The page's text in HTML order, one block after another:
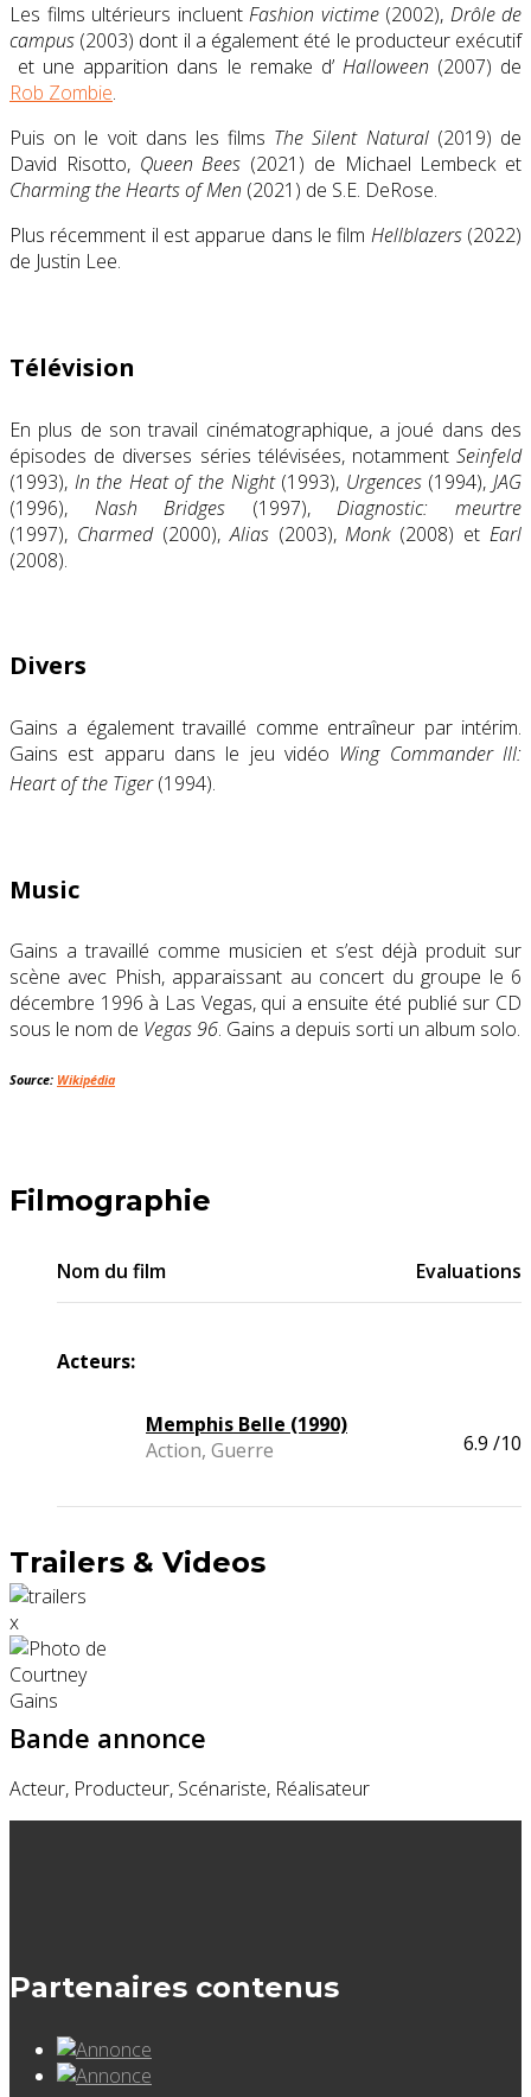
Les films ultérieurs incluent Fashion victime(2002), Drôle de
campus (2003) dont il a également été le producteur exécutif
et une apparition dans le remake d’ Halloween (2007) de
Rob Zombie.
Puis on le voit dans les films The Silent Natural(2019) de
David Risotto, Queen Bees (2021) de Michael Lembeck et
Charming the Hearts of Men (2021) de S.E. DeRose.
Plus récemment il est apparue dans le film Hellblazers(2022)
de Justin Lee.
Télévision
En plus de son travail cinématographique, a joué dans des
épisodes de diverses séries télévisées, notamment Seinfeld
(1993), In the Heat of the Night(1993), Urgences(1994),JAG
(1996), Nash Bridges (1997),Diagnostic: meurtre
(1997), Charmed(2000),Alias(2003),Monk(2008) ​​et Earl
(2008).
Divers
Gains a également travaillé comme entraîneur par intérim.
Gains est apparu dans le jeu vidéo Wing Commander III:
Heart of the Tiger(1994).
Music
Gains a travaillé comme musicien et s’est déjà produit sur
scène avec Phish, apparaissant au concert du groupe le 6
décembre 1996 à Las Vegas, qui a ensuite été publié sur CD
sous le nom de Vegas 96. Gains a depuis sorti un album solo.
Source: Wikipédia
Filmographie
Nom du film Evaluations
Acteurs:
Memphis Belle (1990)
Action, Guerre
6.9 /10
Trailers & Videos
x
Bande annonce
Acteur, Producteur, Scénariste, Réalisateur
Partenaires contenus